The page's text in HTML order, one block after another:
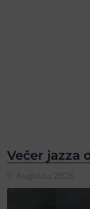
Večer jazza
7. Augusta 2026.